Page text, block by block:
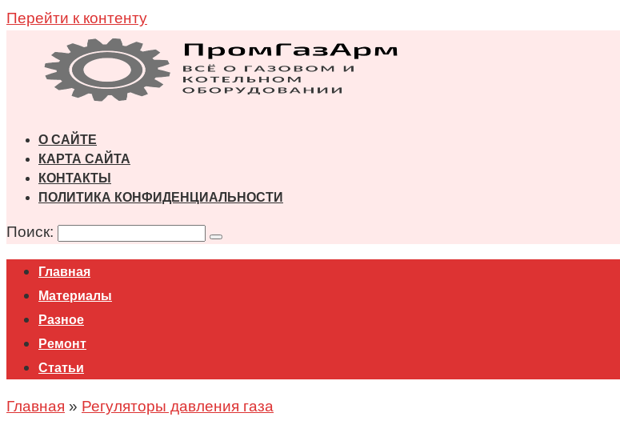
Перейти к контенту
О САЙТЕ
КАРТА САЙТА
КОНТАКТЫ
ПОЛИТИКА КОНФИДЕНЦИАЛЬНОСТИ
Поиск:
Главная
Материалы
Разное
Ремонт
Статьи
Главная » Регуляторы давления газа